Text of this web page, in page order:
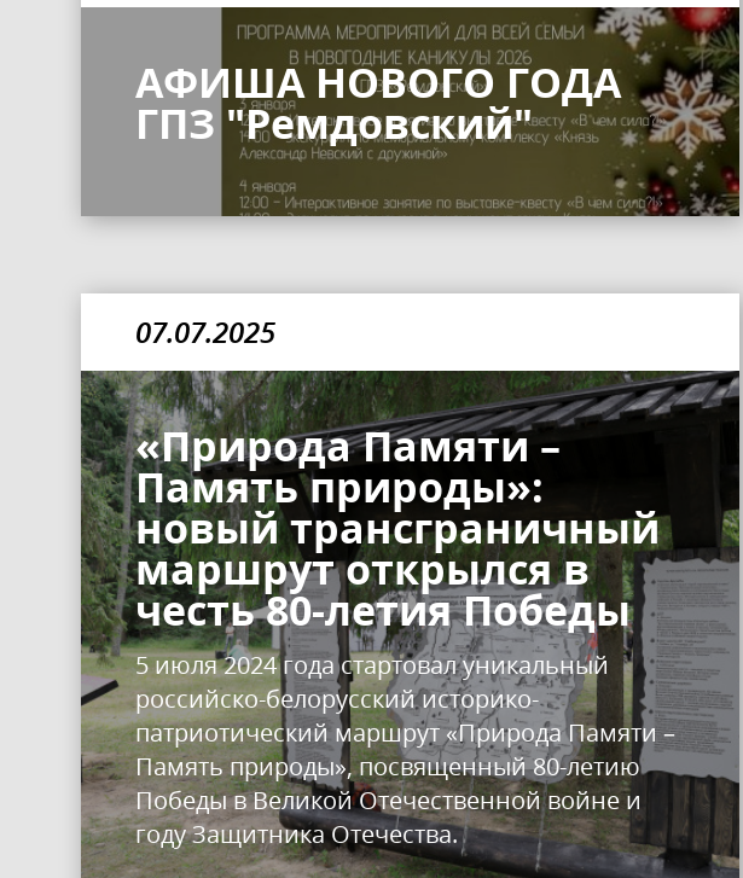
АФИША НОВОГО ГОДА
ГПЗ "Ремдовский"
07.07.2025
«Природа Памяти –
Память природы»:
новый трансграничный
маршрут открылся в
честь 80-летия Победы
5 июля 2024 года стартовал уникальный
российско-белорусский историко-
патриотический маршрут «Природа Памяти –
Память природы», посвященный 80-летию
Победы в Великой Отечественной войне и
году Защитника Отечества.